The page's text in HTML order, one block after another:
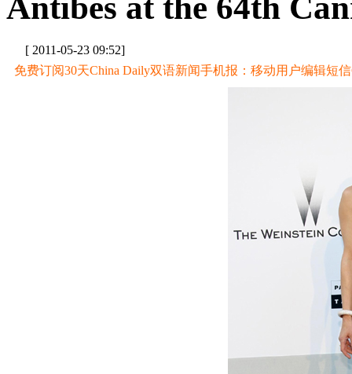
Antibes at the 64th
[ 2011-05-23 09:52]
免费订阅30天China Daily双语新闻手机报：移动用户编辑短信